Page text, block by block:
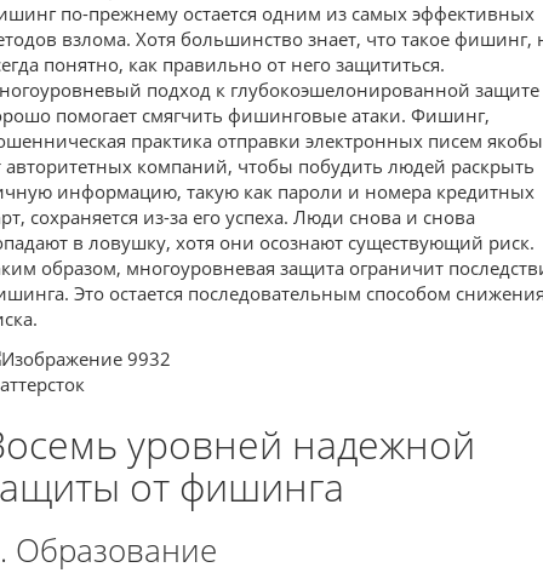
по-прежнему остается одним из самых эффективных
взлома. Хотя большинство знает, что такое фишинг,
понятно, как правильно от него защититься.
подход к глубокоэшелонированной защите
помогает смягчить фишинговые атаки. Фишинг,
практика отправки электронных писем якобы
авторитетных компаний, чтобы побудить людей раскрыть
информацию, такую как пароли и номера кредитных
сохраняется из-за его успеха. Люди снова и снова
в ловушку, хотя они осознают существующий риск.
образом, многоуровневая защита ограничит
Это остается последовательным способом
уровней надежной
от фишинга
Образование